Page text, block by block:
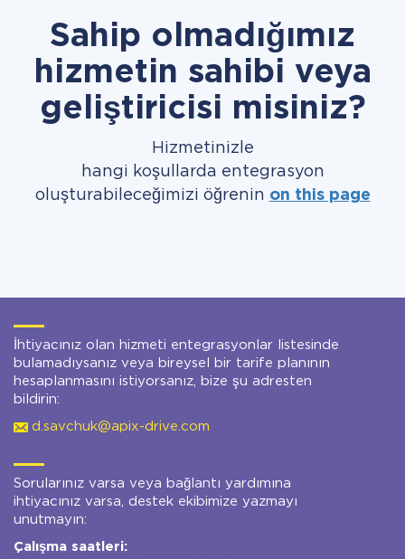
Sahip olmadığımız
hizmetin sahibi veya
geliştiricisi misiniz?
Hizmetinizle
hangi koşullarda entegrasyon
oluşturabileceğimizi öğrenin on this page
İhtiyacınız olan hizmeti entegrasyonlar listesinde
bulamadıysanız veya bireysel bir tarife planının
hesaplanmasını istiyorsanız, bize şu adresten
bildirin:
d.savchuk@apix-drive.com
Sorularınız varsa veya bağlantı yardımına
ihtiyacınız varsa, destek ekibimize yazmayı
unutmayın:
Çalışma saatleri: